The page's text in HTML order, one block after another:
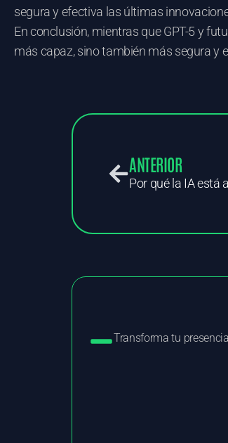
segura y efectiva las últimas
En conclusión, mientras que GPT-5 y
más capaz, sino también más segura y
ANTERIOR
Transforma tu